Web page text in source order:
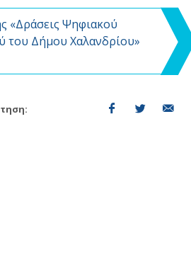
«Δράσεις Ψηφιακού
του Δήμου Χαλανδρίου»